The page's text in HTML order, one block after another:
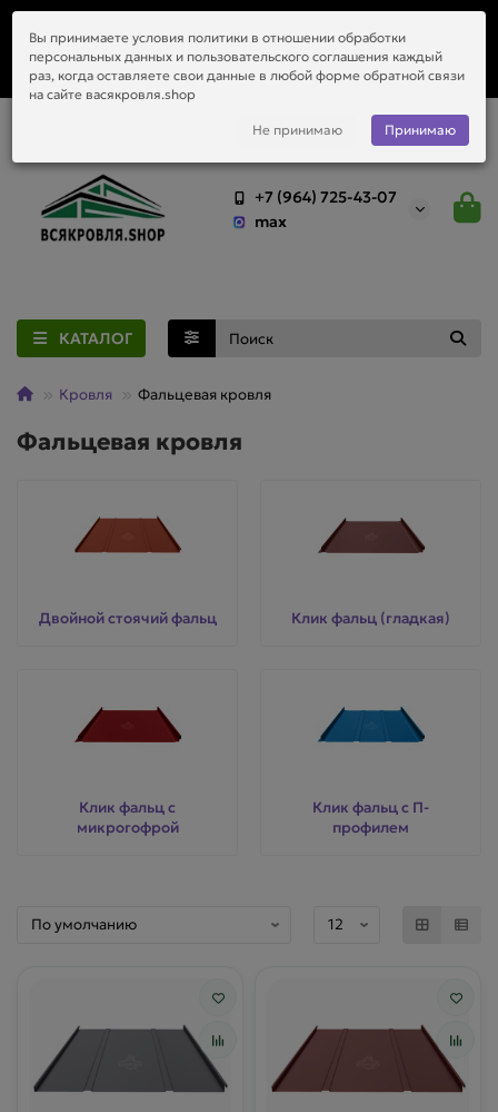
приобретённый у нас материал.
+7 (964) 725-43-07
max
КАТАЛОГ
Кровля Фальцевая кровля
Фальцевая кровля
Двойной стоячий фальц Клик фальц (гладкая)
Клик фальц с
микрогофрой
Клик фальц с П-
профилем
Вы принимаете условия политики в отношении обработки
персональных данных и пользовательского соглашения каждый
раз, когда оставляете свои данные в любой форме обратной связи
на сайте васякровля.shop
Не принимаю Принимаю